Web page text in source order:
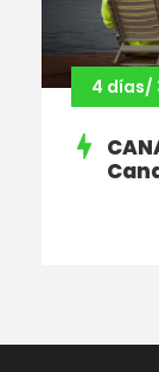
4 días/